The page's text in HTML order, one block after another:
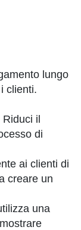
lungo
clienti.
Riduci il
di
ai clienti di
creare un
una